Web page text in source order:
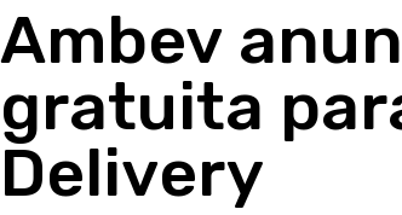
Ambev
gratuita
Delivery